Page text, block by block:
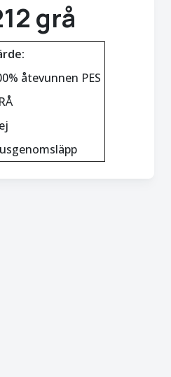
grå
åtevunnen PES